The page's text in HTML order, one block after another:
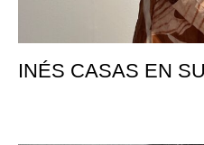
INÉS CASAS EN